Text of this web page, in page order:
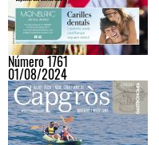
Número 1761
01/08/2024